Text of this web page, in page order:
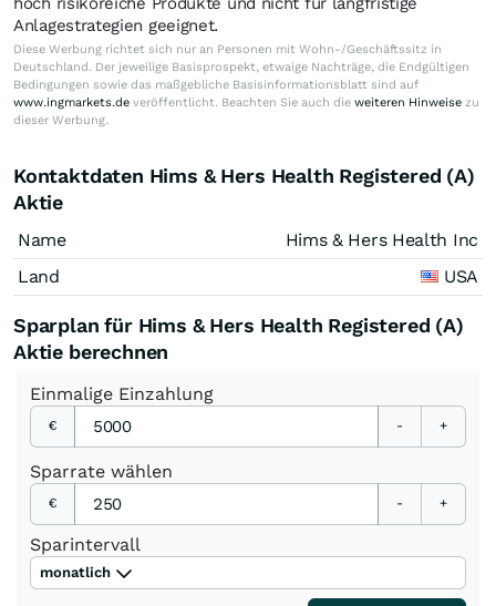
Anlagestrategien geeignet.
Diese Werbung richtet sich nur an Personen mit Wohn-/Geschäftssitz in
Deutschland. Der jeweilige Basisprospekt, etwaige Nachträge, die Endgültigen
Bedingungen sowie das maßgebliche Basisinformationsblatt sind auf
www.ingmarkets.de veröffentlicht. Beachten Sie auch die weiteren Hinweise zu
dieser Werbung.
Kontaktdaten Hims & Hers Health Registered (A)
Aktie
Name
Hims & Hers Health Inc
Land
USA
Sparplan für Hims & Hers Health Registered (A)
Aktie berechnen
Einmalige Einzahlung
€ - +
Sparrate wählen
€ - +
Sparintervall
monatlich